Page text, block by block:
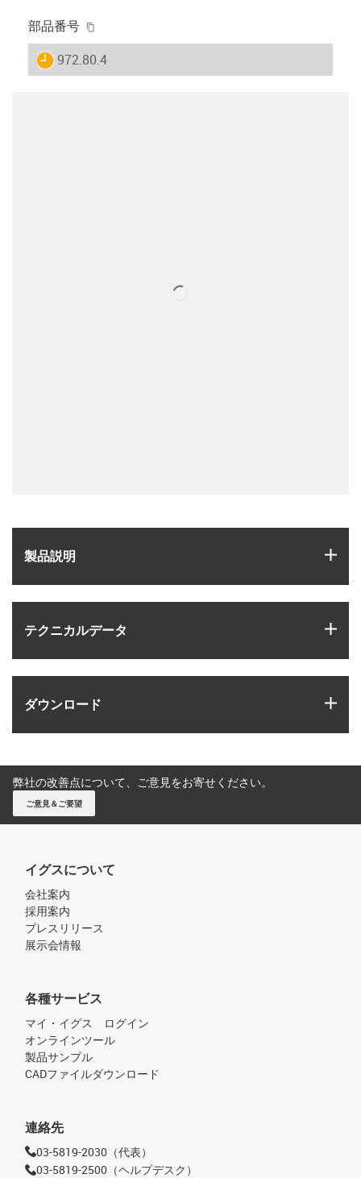
部品番号
igus-icon-lieferzeit
972.80.4
製品説明
テクニカルデータ
ダウンロード
弊社の改善点について、ご意見をお寄せください。
ご意見＆ご要望
イグスについて
会社案内
採用案内
プレスリリース
展示会情報
各種サービス
マイ・イグス ログイン
オンラインツール
製品サンプル
CADファイルダウンロード
連絡先
03-5819-2030（代表）
03-5819-2500（ヘルプデスク）